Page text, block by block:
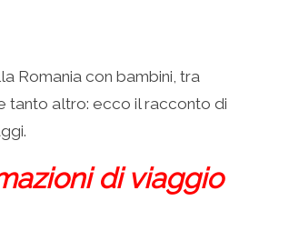
Romania con bambini, tra
tanto altro: ecco il racconto di
di viaggio